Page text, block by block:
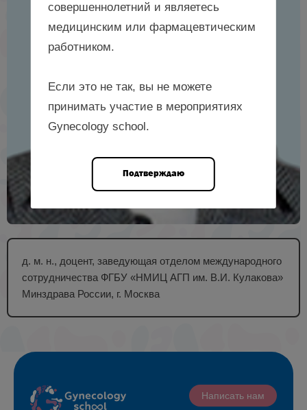
д. м. н., доцент, заведующая отделом международного
сотрудничества ФГБУ «НМИЦ АГП им. В.И. Кулакова»
Минздрава России, г. Москва
Написать нам
совершеннолетний и являетесь
медицинским или фармацевтическим
работником.
Если это не так, вы не можете
принимать участие в мероприятиях
Gynecology school.
Подтверждаю